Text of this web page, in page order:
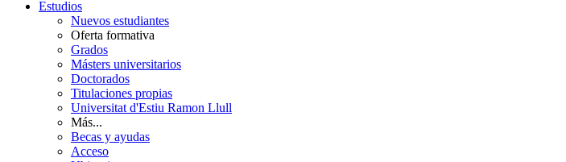
Estudios
Nuevos estudiantes
Oferta formativa
Grados
Másters universitarios
Doctorados
Titulaciones propias
Universitat d'Estiu Ramon Llull
Más...
Becas y ayudas
Acceso